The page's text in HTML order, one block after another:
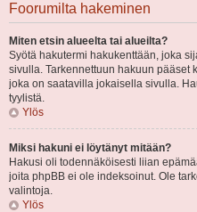
Foorumilta hakeminen
Miten etsin alueelta tai alueilta?
Syötä hakutermi hakukenttään, joka
sivulla. Tarkennettuun hakuun pääset
joka on saatavilla jokaisella sivulla.
tyylistä.
Ylös
Miksi hakuni ei löytänyt mitään?
Hakusi oli todennäköisesti liian
joita phpBB ei ole indeksoinut. Ole
valintoja.
Ylös